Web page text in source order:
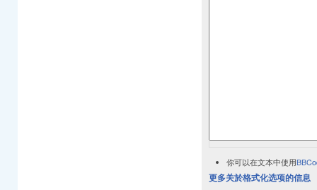
你可以在文本中使用
更多关於格式化选项的信息